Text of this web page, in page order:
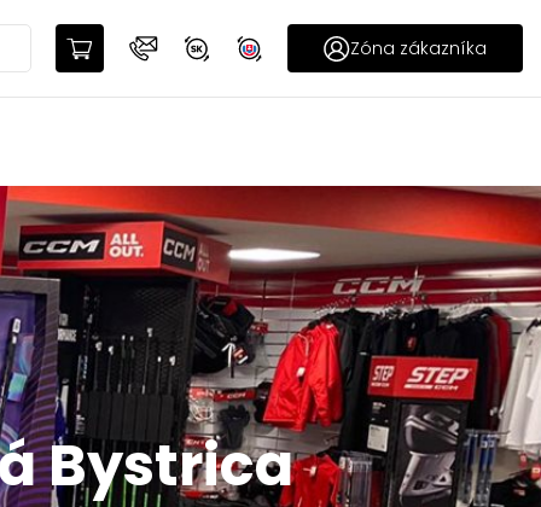
Zóna zákazníka
Bystrica